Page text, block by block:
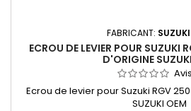
FABRICANT:
ECROU DE LEVIER POUR SUZUKI
D'ORIGINE
Ecrou de levier pour Suzuki RGV
SUZUKI OEM